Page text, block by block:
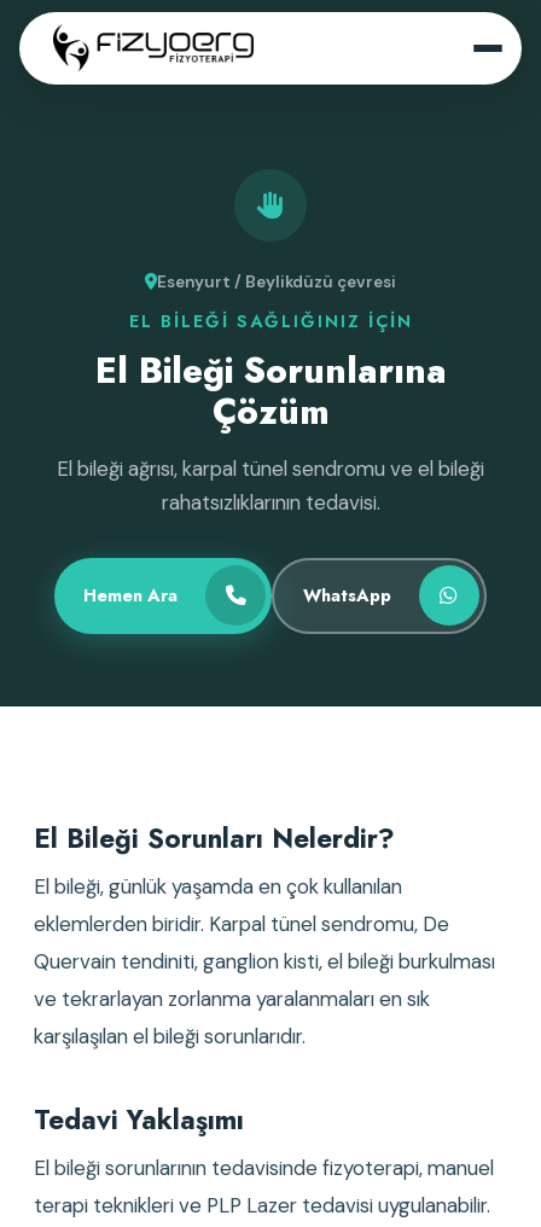
Esenyurt / Beylikdüzü çevresi
EL BILEĞI SAĞLIĞINIZ İÇIN
El Bileği Sorunlarına
Çözüm
El bileği ağrısı, karpal tünel sendromu ve el bileği
rahatsızlıklarının tedavisi.
Hemen Ara WhatsApp
El Bileği Sorunları Nelerdir?
El bileği, günlük yaşamda en çok kullanılan
eklemlerden biridir. Karpal tünel sendromu, De
Quervain tendiniti, ganglion kisti, el bileği burkulması
ve tekrarlayan zorlanma yaralanmaları en sık
karşılaşılan el bileği sorunlarıdır.
Tedavi Yaklaşımı
El bileği sorunlarının tedavisinde fizyoterapi, manuel
terapi teknikleri ve PLP Lazer tedavisi uygulanabilir.